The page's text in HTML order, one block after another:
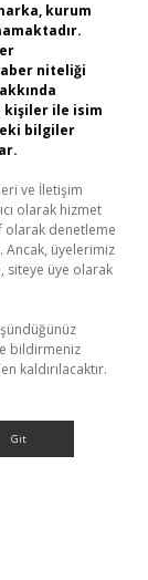
kurum
niteliği
kişiler ile isim
bilgiler
ve İletişim
olarak hizmet
olarak denetleme
Ancak, üyelerimiz
siteye üye olarak
bildirmeniz
kaldırılacaktır.